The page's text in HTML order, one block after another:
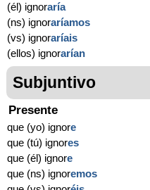
(él) ignoraría
(ns) ignoraríamos
(vs) ignoraríais
(ellos) ignorarían
Subjuntivo
Presente
que (yo) ignore
que (tú) ignores
que (él) ignore
que (ns) ignoremos